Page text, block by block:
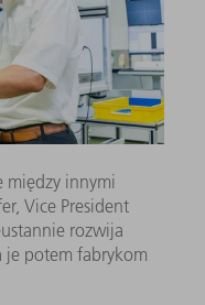
między innymi
Vice President
rozwija
je potem fabrykom